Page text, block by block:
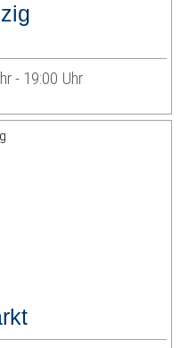
- 19:00 Uhr